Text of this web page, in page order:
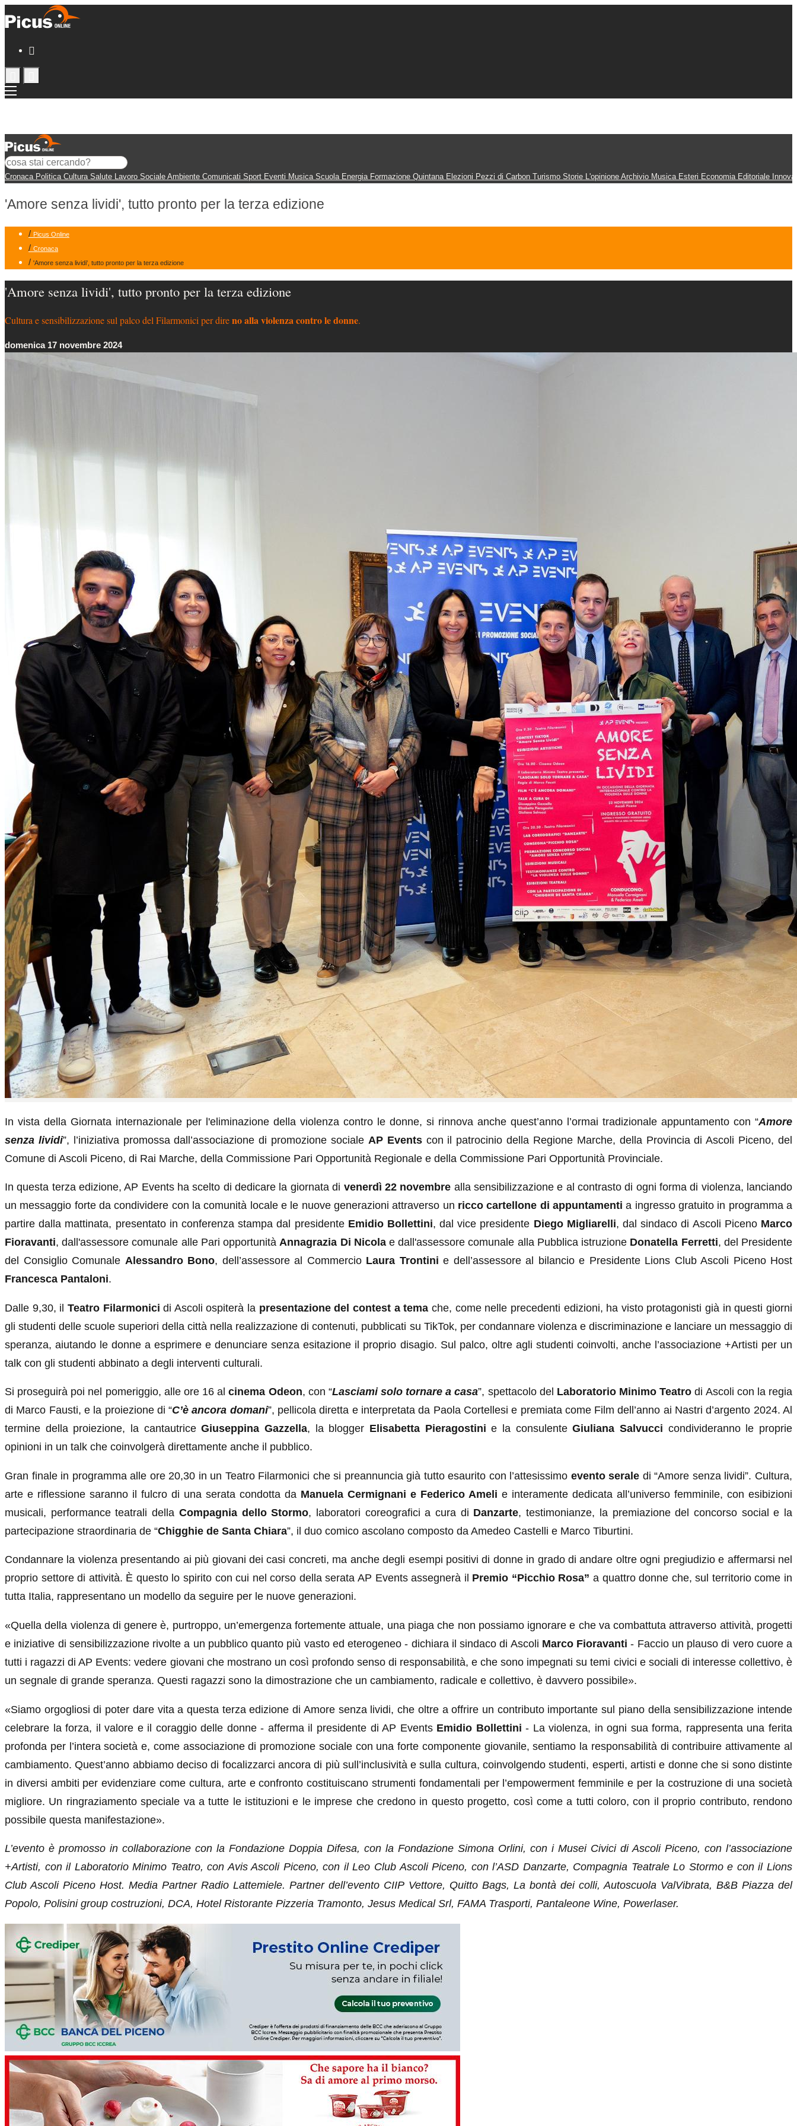
Cronaca Politica Cultura Salute Lavoro Sociale Ambiente Comunicati Sport Eventi Musica Scuola Energia Formazione Quintana Elezioni Pezzi di Carbon Turismo Storie L'opinione Archivio Musica Esteri Economia Editoriale
'Amore senza lividi', tutto pronto per la terza edizione
/ Picus Online
/ Cronaca
/ 'Amore senza lividi', tutto pronto per la terza edizione
'Amore senza lividi', tutto pronto per la terza edizione
Cultura e sensibilizzazione sul palco del Filarmonici per direno alla violenza contro le donne.
domenica 17 novembre 2024
In vista della Giornata internazionale per l'eliminazione della violenza contro le donne, si rinnova anche quest’anno l’ormai tradizionale appuntamento con “Amore
senza lividi”, l’iniziativa promossa dall’associazione di promozione sociale AP Eventscon il patrocinio della Regione Marche, della Provincia di Ascoli Piceno, del
Comune di Ascoli Piceno, di Rai Marche, della Commissione Pari Opportunità Regionale e della Commissione Pari Opportunità Provinciale.
In questa terza edizione, AP Events ha scelto di dedicare la giornata di venerdì 22 novembre alla sensibilizzazione e al contrasto di ogni forma di violenza, lanciando
un messaggio forte da condividere con la comunità locale e le nuove generazioni attraverso un ricco cartellone di appuntamenti a ingresso gratuito in programma a
partire dalla mattinata, presentato in conferenza stampa dal presidente Emidio Bollettini, dal vice presidente Diego Migliarelli, dal sindaco di Ascoli Piceno Marco
Fioravanti, dall'assessore comunale alle Pari opportunitàAnnagrazia Di Nicolae dall'assessore comunale alla Pubblica istruzione Donatella Ferretti, del Presidente
del Consiglio Comunale Alessandro Bono, dell’assessore al Commercio Laura Trontini e dell’assessore al bilancio e Presidente Lions Club Ascoli Piceno Host
Francesca Pantaloni.
Dalle 9,30, il Teatro Filarmonici di Ascoli ospiterà la presentazione del contest a tema che, come nelle precedenti edizioni, ha visto protagonisti già in questi giorni
gli studenti delle scuole superiori della città nella realizzazione di contenuti, pubblicati su TikTok, per condannare violenza e discriminazione e lanciare un messaggio di
speranza, aiutando le donne a esprimere e denunciare senza esitazione il proprio disagio. Sul palco, oltre agli studenti coinvolti, anche l’associazione +Artisti per un
talk con gli studenti abbinato a degli interventi culturali.
Si proseguirà poi nel pomeriggio, alle ore 16 alcinema Odeon, con “Lasciami solo tornare a casa”, spettacolo del Laboratorio Minimo Teatro di Ascoli con la regia
di Marco Fausti, e la proiezione di “C’è ancora domani”, pellicola diretta e interpretata da Paola Cortellesi e premiata come Film dell’anno ai Nastri d’argento 2024. Al
termine della proiezione, la cantautriceGiuseppina Gazzella, la blogger Elisabetta Pieragostinie la consulenteGiuliana Salvucci condivideranno le proprie
opinioni in un talk che coinvolgerà direttamente anche il pubblico.
Gran finale in programma alle ore 20,30 in un Teatro Filarmonici che si preannuncia già tutto esaurito con l’attesissimo evento serale di “Amore senza lividi”. Cultura,
arte e riflessione saranno il fulcro di una serata condotta da Manuela Cermignani e Federico Ameli e interamente dedicata all’universo femminile, con esibizioni
musicali, performance teatrali della Compagnia dello Stormo, laboratori coreografici a cura di Danzarte, testimonianze, la premiazione del concorso social e la
partecipazione straordinaria de “Chigghie de Santa Chiara”, il duo comico ascolano composto da Amedeo Castelli e Marco Tiburtini.
Condannare la violenza presentando ai più giovani dei casi concreti, ma anche degli esempi positivi di donne in grado di andare oltre ogni pregiudizio e affermarsi nel
proprio settore di attività. È questo lo spirito con cui nel corso della serata AP Events assegnerà il Premio “Picchio Rosa” a quattro donne che, sul territorio come in
tutta Italia, rappresentano un modello da seguire per le nuove generazioni.
«Quella della violenza di genere è, purtroppo, un’emergenza fortemente attuale, una piaga che non possiamo ignorare e che va combattuta attraverso attività, progetti
e iniziative di sensibilizzazione rivolte a un pubblico quanto più vasto ed eterogeneo - dichiara il sindaco di Ascoli Marco Fioravanti - Faccio un plauso di vero cuore a
tutti i ragazzi di AP Events: vedere giovani che mostrano un così profondo senso di responsabilità, e che sono impegnati su temi civici e sociali di interesse collettivo, è
un segnale di grande speranza. Questi ragazzi sono la dimostrazione che un cambiamento, radicale e collettivo, è davvero possibile».
«Siamo orgogliosi di poter dare vita a questa terza edizione di Amore senza lividi, che oltre a offrire un contributo importante sul piano della sensibilizzazione intende
celebrare la forza, il valore e il coraggio delle donne - afferma il presidente di AP Events Emidio Bollettini - La violenza, in ogni sua forma, rappresenta una ferita
profonda per l’intera società e, come associazione di promozione sociale con una forte componente giovanile, sentiamo la responsabilità di contribuire attivamente al
cambiamento. Quest’anno abbiamo deciso di focalizzarci ancora di più sull’inclusività e sulla cultura, coinvolgendo studenti, esperti, artisti e donne che si sono distinte
in diversi ambiti per evidenziare come cultura, arte e confronto costituiscano strumenti fondamentali per l’empowerment femminile e per la costruzione di una società
migliore. Un ringraziamento speciale va a tutte le istituzioni e le imprese che credono in questo progetto, così come a tutti coloro, con il proprio contributo, rendono
possibile questa manifestazione».
L’evento è promosso in collaborazione con la Fondazione Doppia Difesa, con la Fondazione Simona Orlini, con i Musei Civici di Ascoli Piceno, con l’associazione
+Artisti, con il Laboratorio Minimo Teatro, con Avis Ascoli Piceno, con il Leo Club Ascoli Piceno, con l’ASD Danzarte, Compagnia Teatrale Lo Stormo e con il Lions
Club Ascoli Piceno Host. Media Partner Radio Lattemiele. Partner dell’evento CIIP Vettore, Quitto Bags, La bontà dei colli, Autoscuola ValVibrata, B&B Piazza del
Popolo, Polisini group costruzioni, DCA, Hotel Ristorante Pizzeria Tramonto, Jesus Medical Srl, FAMA Trasporti, Pantaleone Wine, Powerlaser.